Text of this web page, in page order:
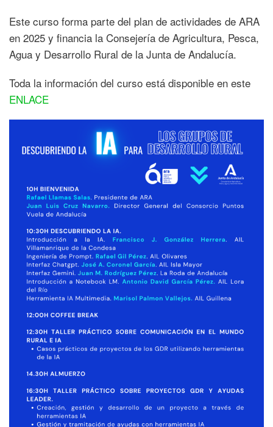
Este curso forma parte del plan de actividades de ARA
en 2025 y financia la Consejería de Agricultura, Pesca,
Agua y Desarrollo Rural de la Junta de Andalucía.
Toda la información del curso está disponible en este
ENLACE